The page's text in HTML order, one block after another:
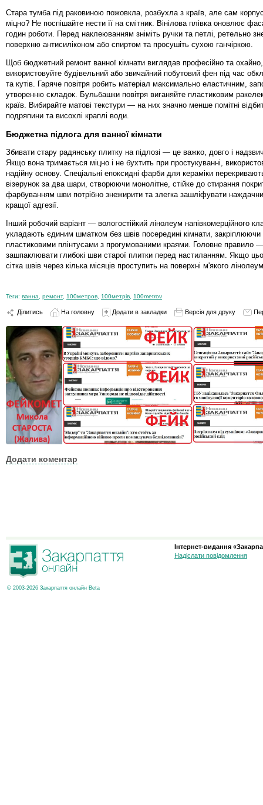
Стара тумба під раковиною пожовкла, розбухла з країв, але сам
міцно? Не поспішайте нести її на смітник. Вінілова плівка оновлює
годин роботи. Перед наклеюванням зніміть ручки та петлі, ретельно
поверхню антисиліконом або спиртом та просушіть сухою ганчіркою.
Щоб бюджетний ремонт ванної кімнати виглядав професійно та охайно,
використовуйте будівельний або звичайний побутовий фен під час
та кутів. Гаряче повітря робить матеріал максимально еластичним,
утворенню складок. Бульбашки повітря виганяйте пластиковим
країв. Вибирайте матові текстури — на них значно менше помітні
подряпини та висохлі краплі води.
Бюджетна підлога для ванної кімнати
Збивати стару радянську плитку на підлозі — це важко, довго і
Якщо вона тримається міцно і не бухтить при простукуванні,
надійну основу. Спеціальні епоксидні фарби для кераміки
візерунок за два шари, створюючи монолітне, стійке до стирання
фарбуванням шви потрібно знежирити та злегка зашліфувати
кращої адгезії.
Інший робочий варіант — вологостійкий лінолеум напівкомерційного
укладають єдиним шматком без швів посередині кімнати, закріплюючи
пластиковими плінтусами з прогумованими краями. Головне правило
зашпаклювати глибокі шви старої плитки перед настиланням. Якщо
сітка швів через кілька місяців проступить на поверхні м'якого
Теги: ванна ремонт, 100метров 100метрів 100metrov
Ділитись На головну Додати в закладки Версія для друку
Додати коментар
© 2003-2026 Закарпаття онлайн Beta
Інтернет-видання
Надіслати повідомлення